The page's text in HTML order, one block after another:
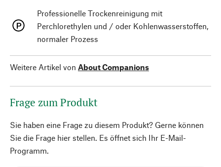
Professionelle Trockenreinigung mit
Perchlorethylen und / oder Kohlenwasserstoffen,
normaler Prozess
Weitere Artikel von About Companions
Frage zum Produkt
Sie haben eine Frage zu diesem Produkt? Gerne können
Sie die Frage hier stellen. Es öffnet sich Ihr E-Mail-
Programm.